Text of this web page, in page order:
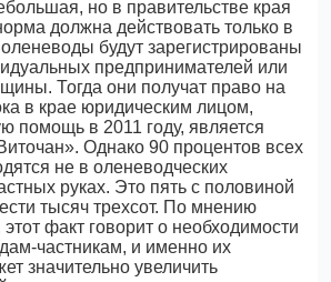
но в правительстве края
должна действовать только в
будут зарегистрированы
предпринимателей или
Тогда они получат право на
в крае юридическим лицом,
помощь в 2011 году, является
Однако 90 процентов всех
не в оленеводческих
руках. Это пять с половиной
тысяч трехсот. По мнению
факт говорит о необходимости
частникам, и именно их
значительно увеличить